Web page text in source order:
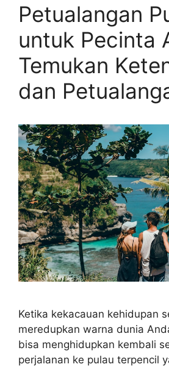
Petualangan
untuk Pecinta
Temukan
dan
Ketika kekacauan kehidupan
meredupkan warna dunia
bisa menghidupkan kembali
perjalanan ke pulau terpencil